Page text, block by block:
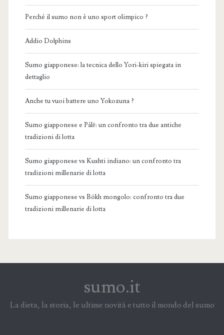
Perché il sumo non è uno sport olimpico ?
Addio Dolphins
Sumo giapponese: la tecnica dello Yori-kiri spiegata in
dettaglio
Anche tu vuoi battere uno Yokozuna ?
Sumo giapponese e Pálē: un confronto tra due antiche
tradizioni di lotta
Sumo giapponese vs Kushti indiano: un confronto tra
tradizioni millenarie di lotta
Sumo giapponese vs Bökh mongolo: confronto tra due
tradizioni millenarie di lotta
sumo.it
La dieta, la storia, le ultime novità e tutto il mondo del sumo